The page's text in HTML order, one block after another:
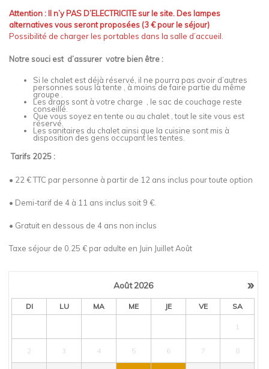
Attention : Il n’y PAS D’ELECTRICITE sur le site. Des lampes
alternatives vous seront proposées (3 € pour le séjour)
Possibilité de charger les portables dans la salle d’accueil.
Notre souci est d’assurer votre bien être :
Si le chalet est déjà réservé, il ne pourra pas avoir d’autres
personnes sous la tente , à moins de faire partie du même
groupe .
Les draps sont à votre charge , le sac de couchage reste
conseillé.
Que vous soyez en tente ou au chalet , tout le site vous est
réservé.
Les sanitaires du chalet ainsi que la cuisine sont mis à
disposition des gens occupant les tentes.
Tarifs 2025 :
• 22 € TTC par personne à partir de 12 ans inclus pour toute option
• Demi-tarif de 4 à 11 ans inclus soit 9 €.
• Gratuit en dessous de 4 ans non inclus
Taxe séjour de 0.25 € par adulte en Juin Juillet Août
»
Août2026
DI LU MA ME JE VE SA
1
2 3 4 5 6 7 8